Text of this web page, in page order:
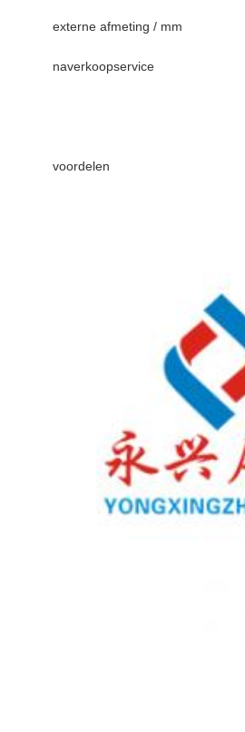
externe afmeting / mm
naverkoopservice
voordelen